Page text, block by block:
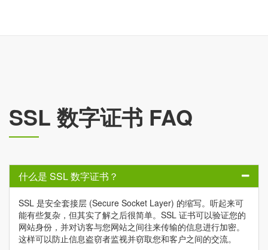
SSL 数字证书 FAQ
什么是 SSL 数字证书？
SSL 是安全套接层 (Secure Socket Layer) 的缩写。听起来可
能有些复杂，但其实了解之后很简单。SSL 证书可以验证您的
网站身份，并对访客与您网站之间往来传输的信息进行加密。
这样可以防止信息盗窃者监视并窃取您和客户之间的交流。